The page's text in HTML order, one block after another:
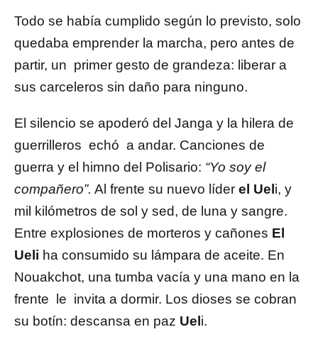
Todo se había cumplido según lo previsto, solo
quedaba emprender la marcha, pero antes de
partir, un primer gesto de grandeza: liberar a
sus carceleros sin daño para ninguno.
El silencio se apoderó del Janga y la hilera de
guerrilleros echó a andar. Canciones de
guerra y el himno del Polisario: “Yo soy el
compañero”. Al frente su nuevo líder el Uel i, y
mil kilómetros de sol y sed, de luna y sangre.
Entre explosiones de morteros y cañones El
Ueli ha consumido su lámpara de aceite. En
Nouakchot, una tumba vacía y una mano en la
frente le invita a dormir. Los dioses se cobran
su botín: descansa en paz Uel i.